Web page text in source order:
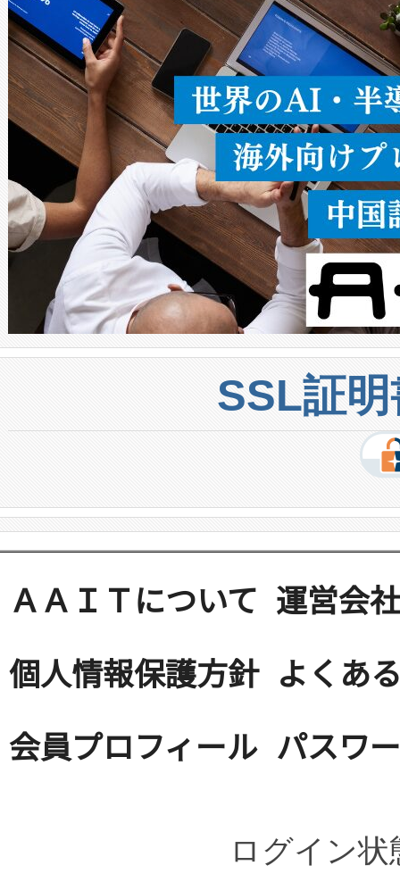
うにします。遠距離まで届く
密度なスキャ […]
SSL証
ＡＡＩＴについて 運営会社
個人情報保護方針 よくあ
会員プロフィール パスワ
ログイン